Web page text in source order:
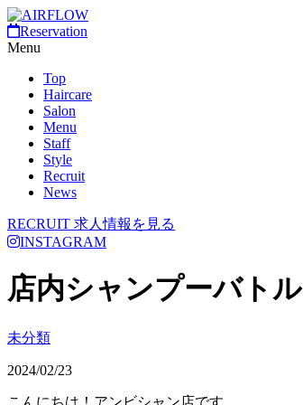
Reservation
Menu
Top
Haircare
Salon
Menu
Staff
Style
Recruit
News
RECRUIT 求人情報を見る
INSTAGRAM
店内シャンプーバトル
未分類
2024/02/23
こんにちは！アンビシャン店です。